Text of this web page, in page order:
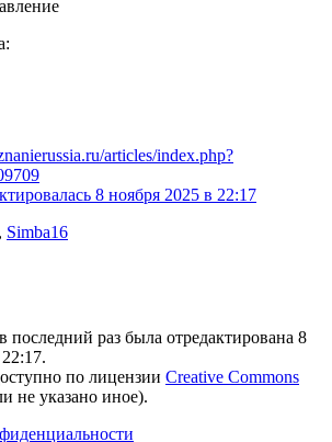
articles/index.php?
8 ноября 2025 в 22:17
Simba16
последний раз была отредактирована 8
по лицензии Creative Commons
не указано иное).